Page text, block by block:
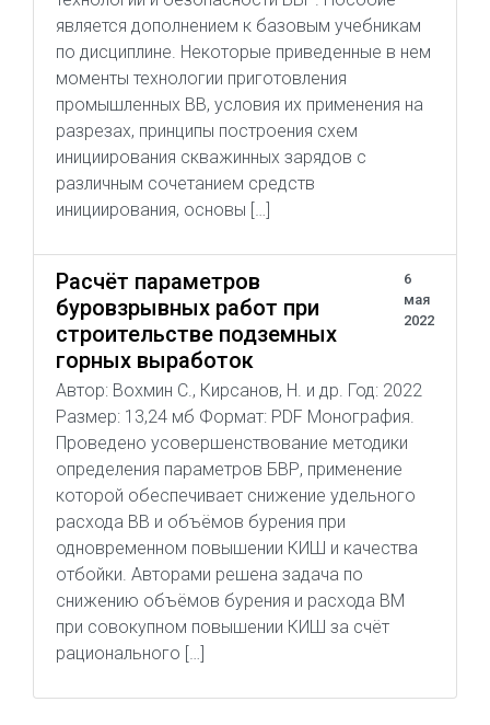
является дополнением к базовым учебникам
по дисциплине. Некоторые приведенные в нем
моменты технологии приготовления
промышленных ВВ, условия их применения на
разрезах, принципы построения схем
инициирования скважинных зарядов с
различным сочетанием средств
инициирования, основы […]
Расчёт параметров
буровзрывных работ при
строительстве подземных
горных выработок
6
мая
2022
Автор: Вохмин С., Кирсанов, Н. и др. Год: 2022
Размер: 13,24 мб Формат: PDF Монография.
Проведено усовершенствование методики
определения параметров БВР, применение
которой обеспечивает снижение удельного
расхода ВВ и объёмов бурения при
одновременном повышении КИШ и качества
отбойки. Авторами решена задача по
снижению объёмов бурения и расхода ВМ
при совокупном повышении КИШ за счёт
рационального […]